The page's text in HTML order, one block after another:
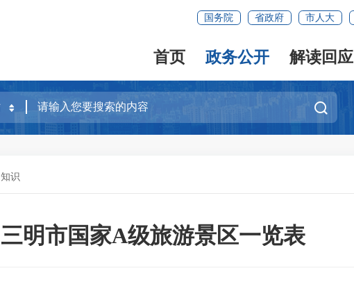
国务院 省政府 市人大
首页 政务公开 解读回应
知识
三明市国家A级旅游景区一览表